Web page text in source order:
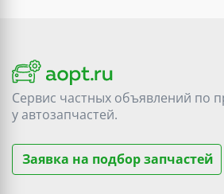
Сервис частных объявлений по
уавтозапчастей.
Заявка на подбор запчастей